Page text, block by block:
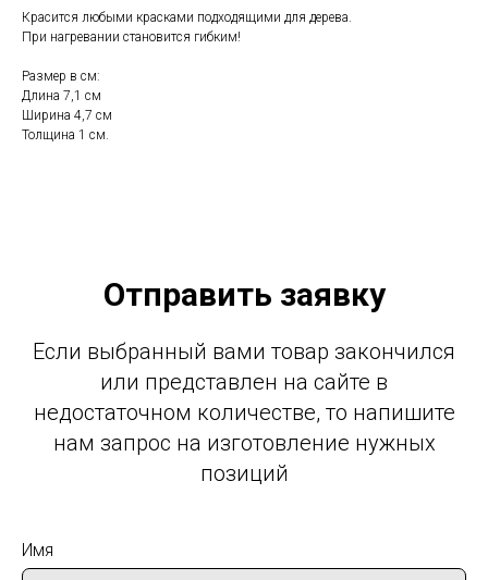
Красится любыми красками подходящими для дерева.
При нагревании становится гибким!
Размер в см:
Длина 7,1 см
Ширина 4,7 см
Толщина 1 см.
Отправить заявку
Если выбранный вами товар закончился
или представлен на сайте в
недостаточном количестве, то напишите
нам запрос на изготовление нужных
позиций
Имя